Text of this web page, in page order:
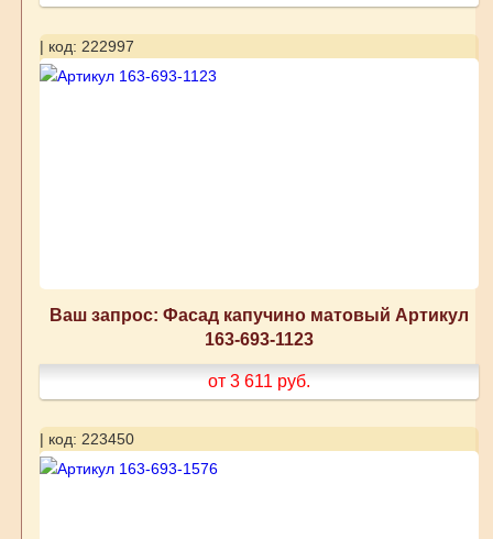
| код: 222997
Ваш запрос: Фасад капучино матовый Артикул
163-693-1123
от 3 611 руб.
| код: 223450